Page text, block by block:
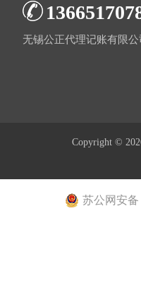
无锡公正代理记账有限公
Copyright ©
苏公网安备